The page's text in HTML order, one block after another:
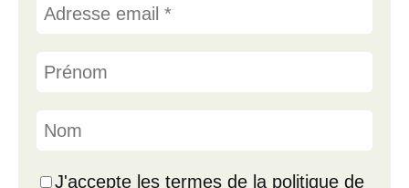
J'accepte les termes de la politique de